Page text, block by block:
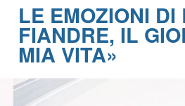
LE EMOZIONI
FIANDRE, IL
MIA VITA»